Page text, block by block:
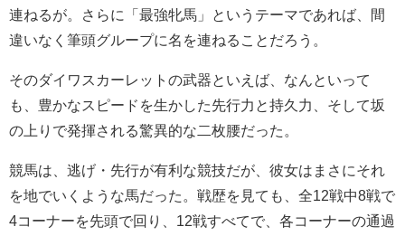
連ねるが。さらに「最強牝馬」というテーマであれば、間
違いなく筆頭グループに名を連ねることだろう。
そのダイワスカーレットの武器といえば、なんといって
も、豊かなスピードを生かした先行力と持久力、そして坂
の上りで発揮される驚異的な二枚腰だった。
競馬は、逃げ・先行が有利な競技だが、彼女はまさにそれ
を地でいくような馬だった。戦歴を見ても、全12戦中8戦で
4コーナーを先頭で回り、12戦すべてで、各コーナーの通過